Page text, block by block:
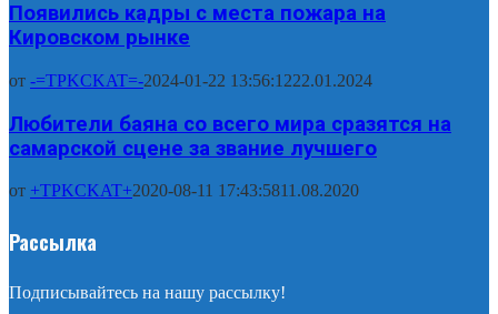
Появились кадры с места пожара на
Кировском рынке
от -=TPKCKAT=-2024-01-22 13:56:1222.01.2024
Любители баяна со всего мира сразятся на
самарской сцене за звание лучшего
от +TPKCKAT+2020-08-11 17:43:5811.08.2020
Рассылка
Подписывайтесь на нашу рассылку!